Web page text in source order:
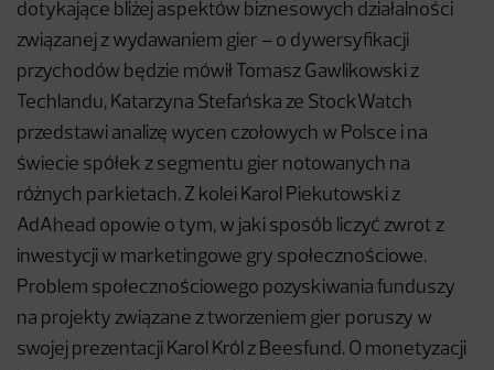
dotykające bliżej aspektów biznesowych działalności
związanej z wydawaniem gier – o dywersyfikacji
przychodów będzie mówił Tomasz Gawlikowski z
Techlandu, Katarzyna Stefańska ze StockWatch
przedstawi analizę wycen czołowych w Polsce i na
świecie spółek z segmentu gier notowanych na
różnych parkietach. Z kolei Karol Piekutowski z
AdAhead opowie o tym, w jaki sposób liczyć zwrot z
inwestycji w marketingowe gry społecznościowe.
Problem społecznościowego pozyskiwania funduszy
na projekty związane z tworzeniem gier poruszy w
swojej prezentacji Karol Król z Beesfund. O monetyzacji